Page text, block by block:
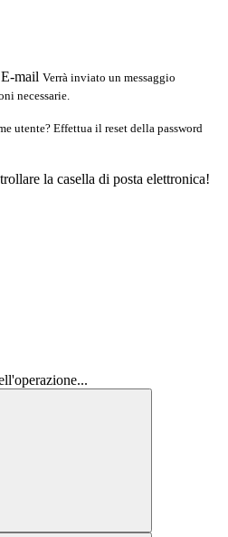
E-mail Verrà inviato un messaggio
necessarie.
utente? Effettua il reset della password
la casella di posta elettronica!